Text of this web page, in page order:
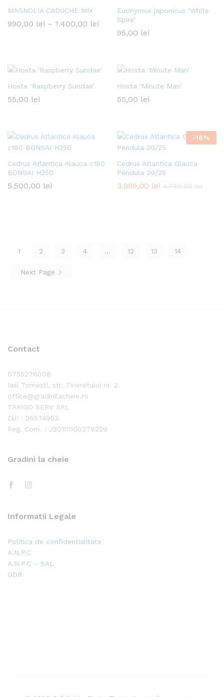
MAGNOLIA CADUCHE MIX
990,00 lei – 1.400,00 lei Interval
prețuri:
1.400,00 lei
Euonymus japonicus ‘White
Spire’
95,00 lei
Hosta ‘Raspberry Sundae’
55,00 lei
Hosta ‘Minute Man’
55,00 lei
Cedrus Atlantica Alauca c180
BONSAI H250
5.500,00 lei
-16%
Cedrus Atlantica Glauca
Pendula 20/25
3.999,00 lei 4.750,00lei
1 2 3 4 … 12 13 14
Next Page
Contact
0755276008
Iasi Tomești, str. Tineretului nr. 2.
office@gradinilacheie.ro
TARIGO SERV SRL
CUI : 26574953
Reg. Com. : J2010000279229
Gradini la cheie
Informatii Legale
Politica de confidentialitate
A.N.P.C
A.N.P.C – SAL
ODR